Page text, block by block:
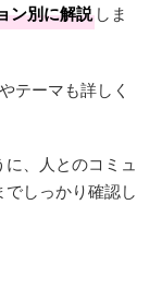
ン別に解説 しま
テーマも詳しく
、人とのコミュ
しっかり確認し